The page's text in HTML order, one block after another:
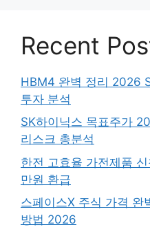
Recent
HBM4 완벽 정리 2026
투자 분석
SK하이닉스 목표주가
리스크 총분석
한전 고효율 가전제품
만원 환급
스페이스X 주식 가격 완
방법 2026